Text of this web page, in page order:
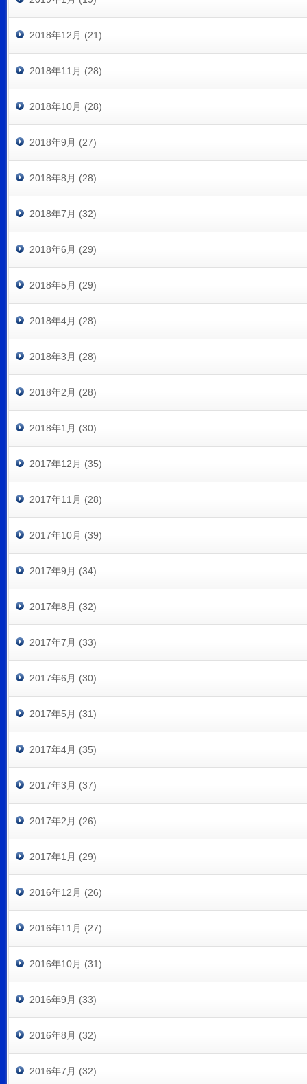
2018年12月 (21)
2018年11月 (28)
2018年10月 (28)
2018年9月 (27)
2018年8月 (28)
2018年7月 (32)
2018年6月 (29)
2018年5月 (29)
2018年4月 (28)
2018年3月 (28)
2018年2月 (28)
2018年1月 (30)
2017年12月 (35)
2017年11月 (28)
2017年10月 (39)
2017年9月 (34)
2017年8月 (32)
2017年7月 (33)
2017年6月 (30)
2017年5月 (31)
2017年4月 (35)
2017年3月 (37)
2017年2月 (26)
2017年1月 (29)
2016年12月 (26)
2016年11月 (27)
2016年10月 (31)
2016年9月 (33)
2016年8月 (32)
2016年7月 (32)